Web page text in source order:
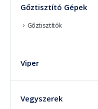
Gőztisztító Gépek
Gőztisztítók
Viper
Vegyszerek